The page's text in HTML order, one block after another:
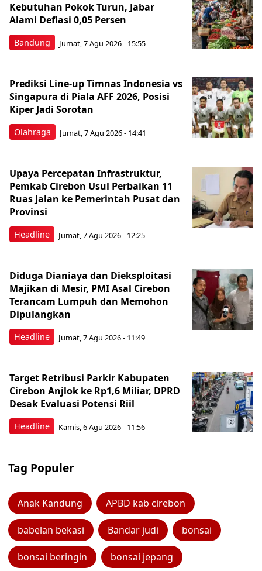
Bandung
Kebutuhan Pokok Turun, Jabar
Alami Deflasi 0,05 Persen
Jumat, 7 Agu 2026 - 15:55
Olahraga
Prediksi Line-up Timnas Indonesia vs
Singapura di Piala AFF 2026, Posisi
Kiper Jadi Sorotan
Jumat, 7 Agu 2026 - 14:41
Headline
Upaya Percepatan Infrastruktur,
Pemkab Cirebon Usul Perbaikan 11
Ruas Jalan ke Pemerintah Pusat dan
Provinsi
Jumat, 7 Agu 2026 - 12:25
Headline
Diduga Dianiaya dan Dieksploitasi
Majikan di Mesir, PMI Asal Cirebon
Terancam Lumpuh dan Memohon
Dipulangkan
Jumat, 7 Agu 2026 - 11:49
Headline
Target Retribusi Parkir Kabupaten
Cirebon Anjlok ke Rp1,6 Miliar, DPRD
Desak Evaluasi Potensi Riil
Kamis, 6 Agu 2026 - 11:56
Tag Populer
Anak Kandung APBD kab cirebon
babelan bekasi Bandar judi bonsai
bonsai beringin bonsai jepang